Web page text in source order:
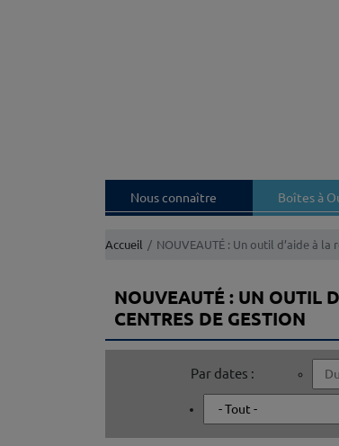
Nous connaître Boîtes à
Accueil NOUVEAUTÉ : Un outil d’aide à
NOUVEAUTÉ : UN OUTIL
CENTRES DE GESTION
Par dates :